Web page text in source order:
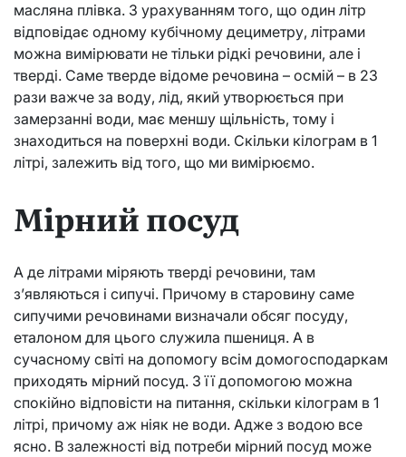
масляна плівка. З урахуванням того, що один літр
відповідає одному кубічному дециметру, літрами
можна вимірювати не тільки рідкі речовини, але і
тверді. Саме тверде відоме речовина – осмій – в 23
рази важче за воду, лід, який утворюється при
замерзанні води, має меншу щільність, тому і
знаходиться на поверхні води. Скільки кілограм в 1
літрі, залежить від того, що ми вимірюємо.
Мірний посуд
А де літрами міряють тверді речовини, там
з’являються і сипучі. Причому в старовину саме
сипучими речовинами визначали обсяг посуду,
еталоном для цього служила пшениця. А в
сучасному світі на допомогу всім домогосподаркам
приходять мірний посуд. З її допомогою можна
спокійно відповісти на питання, скільки кілограм в 1
літрі, причому аж ніяк не води. Адже з водою все
ясно. В залежності від потреби мірний посуд може